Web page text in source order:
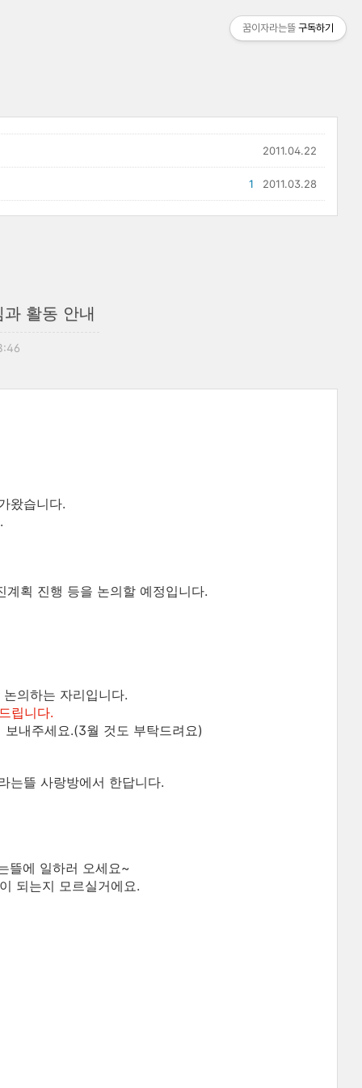
2011.04.22
2011.03.28
1
활동 안내
왔습니다.
획 진행 등을 논의할 예정입니다.
의하는 자리입니다.
립니다.
내주세요.(3월 것도 부탁드려요)
는뜰 사랑방에서 한답니다.
뜰에 일하러 오세요~
되는지 모르실거에요.
꿈이자라는뜰 구독하기